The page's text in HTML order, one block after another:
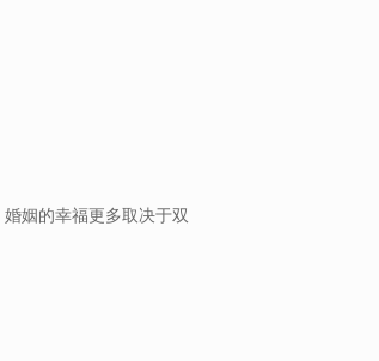
姻的幸福更多取决于双